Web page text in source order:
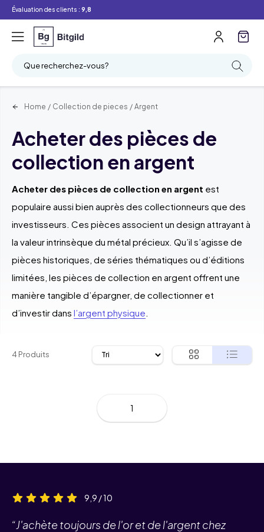
Évaluation des clients : 9,8
Que recherchez-vous?
Home / Collection de pieces / Argent
Acheter des pièces de
collection en argent
Acheter des pièces de collection en argent est
populaire aussi bien auprès des collectionneurs que des
investisseurs. Ces pièces associent un design attrayant à
la valeur intrinsèque du métal précieux. Qu’il s’agisse de
pièces historiques, de séries thématiques ou d’éditions
limitées, les pièces de collection en argent offrent une
manière tangible d’épargner, de collectionner et
d’investir dans l’argent physique.
4 Produits
1
9,9 / 10
“J'achète toujours de l'or et de l'argent chez